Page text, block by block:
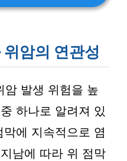
암의 연관성
암 발생 위험을 높
하나로 알려져 있
에 지속적으로 염
남에 따라 위 점막